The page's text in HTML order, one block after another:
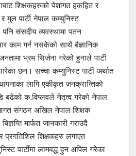
शिक्षकहरुको पेशागत हकहित र
मुल पार्टी नेपाल कम्युनिस्ट
पनि संसदीय व्यवस्थामा पतन
काम गर्न नसकेको साथै बैज्ञानिक
भ्रम सिर्जना गरेको हुनाले पार्टी
छन। सच्चा कम्युनिस्ट पार्टी अर्थात
लागि एकीकृत जनक्रान्तिको
बढेको क.विप्लवले नेतृत्व गरेको नेपाल
संगठन अखिल नेपाल शिक्षक
मार्फत जानकारी गराउदै
प्रगतिशिल शिक्षकहरु लगाएत
पार्टीमा लामबद्ध हुन अपिल गरेका